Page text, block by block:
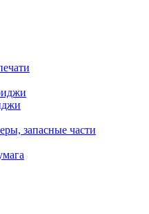
запасные части